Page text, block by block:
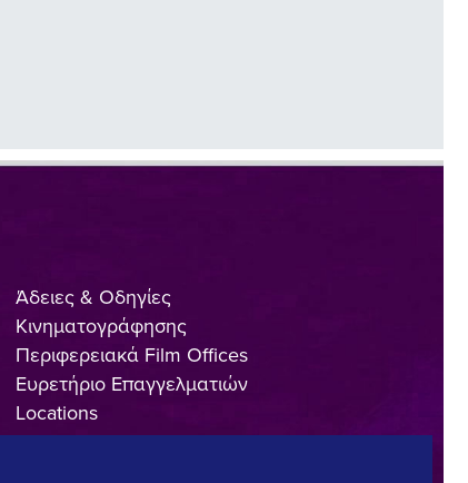
Άδειες & Οδηγίες
Κινηματογράφησης
Περιφερειακά Film Offices
Ευρετήριο Επαγγελματιών
Locations
Made In Greece